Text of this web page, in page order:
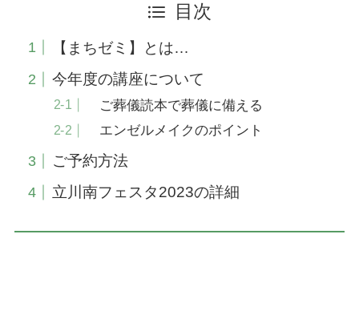
目次
【まちゼミ】とは…
今年度の講座について
ご葬儀読本で葬儀に備える
エンゼルメイクのポイント
ご予約方法
立川南フェスタ2023の詳細